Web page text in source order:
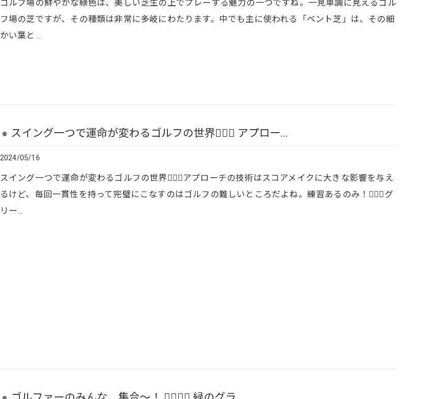
ゴルフ場の鮮やかな緑色は、美しい芝生の上でプレーする魅力の一つですね。一見単調に見えるゴル
フ場の芝ですが、その種類は非常に多岐にわたります。中でも主に使われる「ベント芝」は、その細
かい葉と…
スイング一つで運命が変わるゴルフの世界🏌️‍♂️💨 アプロー...
2024/05/16
スイング一つで運命が変わるゴルフの世界🏌️‍♂️💨アプローチの技術はスコアメイクに大きな影響を与え
るけど、毎回一貫性を持って完璧にこなすのはゴルフの難しいところだよね。練習あるのみ！🏌️‍♀️⛳️グ
リー…